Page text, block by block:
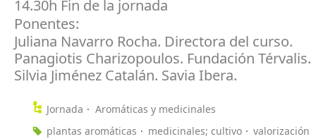
14.30h Fin de la jornada
Ponentes:
Juliana Navarro Rocha. Directora del curso.
Panagiotis Charizopoulos. Fundación Térvalis.
Silvia Jiménez Catalán. Savia Ibera.
Jornada
Aromáticas y medicinales
plantas aromáticas
medicinales; cultivo valorización